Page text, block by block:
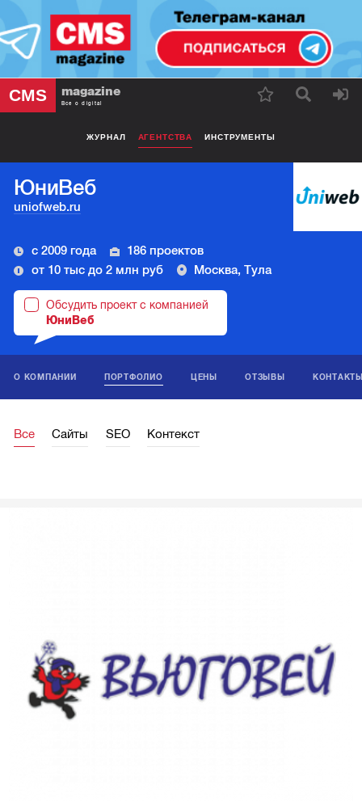
CMS magazine
Все о digital
ЖУРНАЛ АГЕНТСТВА ИНСТРУМЕНТЫ
ЮниВеб
uniofweb.ru
с 2009 года
186 проектов
от 10 тыс до 2 млн руб
Москва, Тула
Обсудить проект с компанией
ЮниВеб
О КОМПАНИИ ПОРТФОЛИО ЦЕНЫ ОТЗЫВЫ
Все Сайты SEO Контекст